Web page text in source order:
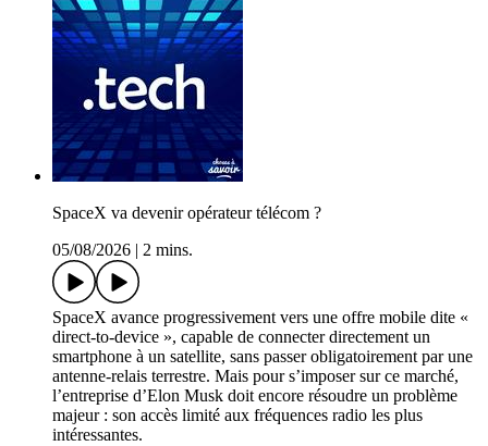
SpaceX va devenir opérateur télécom ?
05/08/2026
2 mins.
SpaceX avance progressivement vers une offre mobile dite «
direct-to-device », capable de connecter directement un
smartphone à un satellite, sans passer obligatoirement par une
antenne-relais terrestre. Mais pour s’imposer sur ce marché,
l’entreprise d’Elon Musk doit encore résoudre un problème
majeur : son accès limité aux fréquences radio les plus
intéressantes.